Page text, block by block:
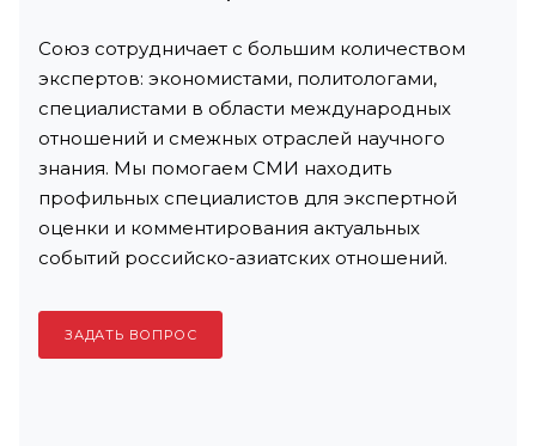
Союз сотрудничает с большим количеством
экспертов: экономистами, политологами,
специалистами в области международных
отношений и смежных отраслей научного
знания. Мы помогаем СМИ находить
профильных специалистов для экспертной
оценки и комментирования актуальных
событий российско-азиатских отношений.
ЗАДАТЬ ВОПРОС